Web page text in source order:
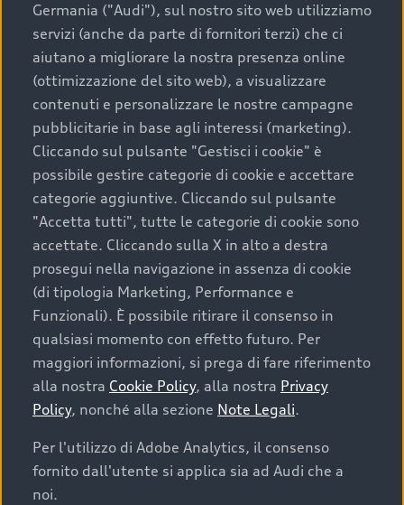
La qualità di acquistare
un’auto usata Audi
Scegliere un’auto usata è una decisione che coniuga
convenienza, affidabilità e sostenibilità. Per fare un
acquisto sicuro, è essenziale considerare aspetti
determinanti come la garanzia inclusa e l’affidabilità del
marchio. Audi offre l’auto usata perfetta tramite Audi
Prima Scelta :plus
Cosa sapere prima di
acquistare la tua prossima
auto
I requisiti fondamentali da considerare prima di
acquistare un’auto usata, oltre al prezzo e all'aspetto,
Germania ("Audi"), sul nostro sito web utilizziamo
servizi (anche da parte di fornitori terzi) che ci
aiutano a migliorare la nostra presenza online
(ottimizzazione del sito web), a visualizzare
contenuti e personalizzare le nostre campagne
pubblicitarie in base agli interessi (marketing).
Cliccando sul pulsante "Gestisci i cookie" è
possibile gestire categorie di cookie e accettare
categorie aggiuntive. Cliccando sul pulsante
"Accetta tutti", tutte le categorie di cookie sono
accettate. Cliccando sulla X in alto a destra
prosegui nella navigazione in assenza di cookie
(di tipologia Marketing, Performance e
Funzionali). È possibile ritirare il consenso in
qualsiasi momento con effetto futuro. Per
maggiori informazioni, si prega di fare riferimento
alla nostra Cookie Policy, alla nostra Privacy
Policy, nonché alla sezione Note Legali.
Per l'utilizzo di Adobe Analytics, il consenso
fornito dall'utente si applica sia ad Audi che a
noi.